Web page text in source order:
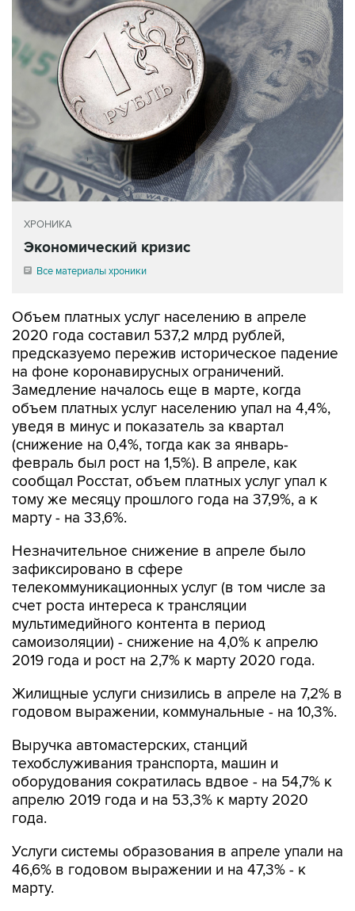
ХРОНИКА
Экономический кризис
Все материалы хроники
Объем платных услуг населению в апреле
2020 года составил 537,2 млрд рублей,
предсказуемо пережив историческое падение
на фоне коронавирусных ограничений.
Замедление началось еще в марте, когда
объем платных услуг населению упал на 4,4%,
уведя в минус и показатель за квартал
(снижение на 0,4%, тогда как за январь-
февраль был рост на 1,5%). В апреле, как
сообщал Росстат, объем платных услуг упал к
тому же месяцу прошлого года на 37,9%, а к
марту - на 33,6%.
Незначительное снижение в апреле было
зафиксировано в сфере
телекоммуникационных услуг (в том числе за
счет роста интереса к трансляции
мультимедийного контента в период
самоизоляции) - снижение на 4,0% к апрелю
2019 года и рост на 2,7% к марту 2020 года.
Жилищные услуги снизились в апреле на 7,2% в
годовом выражении, коммунальные - на 10,3%.
Выручка автомастерских, станций
техобслуживания транспорта, машин и
оборудования сократилась вдвое - на 54,7% к
апрелю 2019 года и на 53,3% к марту 2020
года.
Услуги системы образования в апреле упали на
46,6% в годовом выражении и на 47,3% - к
марту.